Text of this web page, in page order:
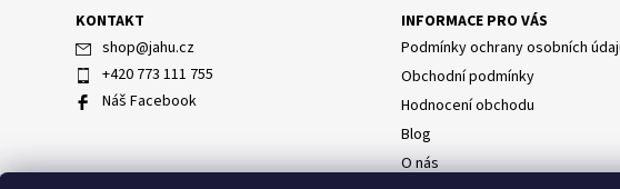
podmínkami ochrany osobních údajů
KONTAKT
shop@jahu.cz
+420 773 111 755
Náš Facebook
INFORMACE PRO VÁS
Podmínky ochrany osobních
Obchodní podmínky
Hodnocení obchodu
Blog
O nás